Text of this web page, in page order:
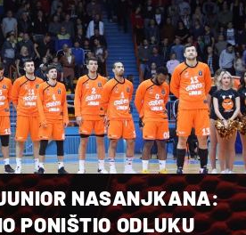
NASANJKANA:
PONIŠTIO ODLUKU